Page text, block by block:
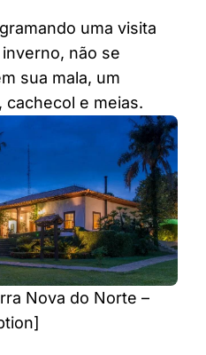
uma visita
não se
sua mala, um
cachecol e meias.
Nova do Norte –